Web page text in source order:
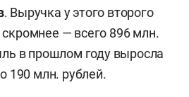
. Выручка у этого второго
— всего 896 млн.
в прошлом году выросла
190 млн. рублей.